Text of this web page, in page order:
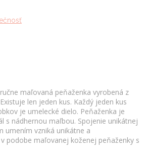
maľovaná peňaženka vyrobená z
len jeden kus. Každý jeden kus
je umelecké dielo. Peňaženka je
s nádhernou maľbou. Spojenie unikátnej
umením vzniká unikátne a
podobe maľovanej koženej peňaženky s